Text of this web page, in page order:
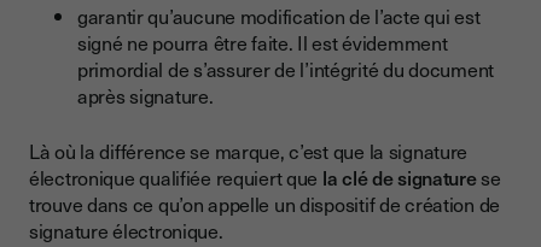
garantir qu’aucune modification de l’acte qui est
signé ne pourra être faite. Il est évidemment
primordial de s’assurer de l’intégrité du document
après signature.
Là où la différence se marque, c’est que la signature
électronique qualifiée requiert que la clé de signaturese
trouve dans ce qu’on appelle un dispositif de création de
signature électronique.